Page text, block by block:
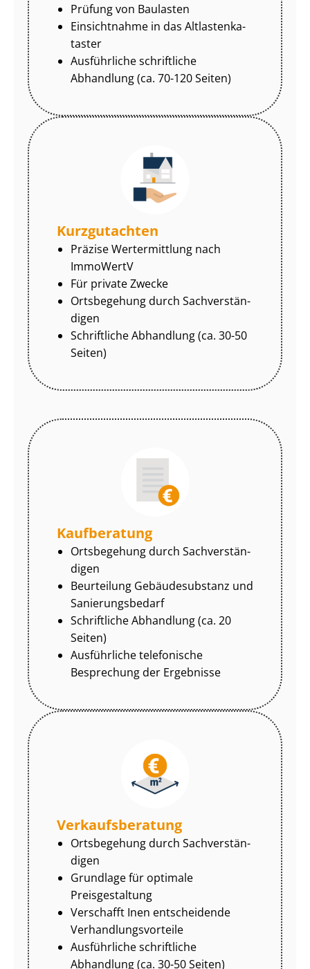
Prüfung von Baulasten
Einsichtnahme in das Alt­las­ten­ka­
tas­ter
Ausführliche schriftliche
Abhandlung (ca. 70-120 Seiten)
Kurzgutachten
Präzise Wertermittlung nach
ImmoWertV
Für private Zwecke
Ortsbegehung durch Sach­ver­stän­
di­gen
Schriftliche Abhandlung (ca. 30-50
Seiten)
Kaufberatung
Ortsbegehung durch Sach­ver­stän­
di­gen
Beurteilung Gebäudesubstanz und
Sa­nie­rungs­be­darf
Schriftliche Abhandlung (ca. 20
Seiten)
Ausführliche telefonische
Besprechung der Ergebnisse
Ver­kaufs­be­ra­tung
Ortsbegehung durch Sach­ver­stän­
di­gen
Grundlage für optimale
Preisgestaltung
Verschafft Inen entscheidende
Ver­hand­lungs­vor­tei­le
Ausführliche schriftliche
Abhandlung (ca. 30-50 Seiten)